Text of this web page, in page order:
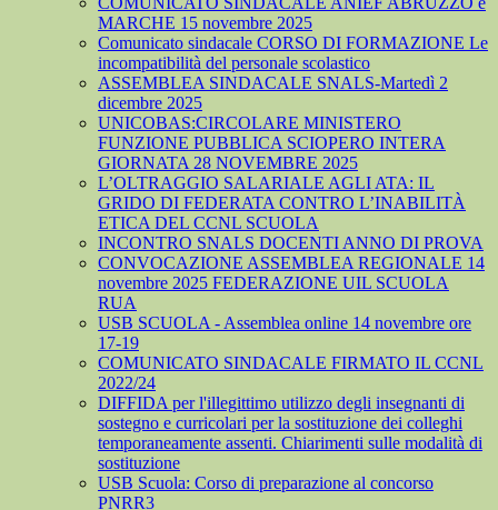
MARCHE 15 novembre 2025
Comunicato sindacale CORSO DI FORMAZIONE Le
incompatibilità del personale scolastico
ASSEMBLEA SINDACALE SNALS-Martedì 2
dicembre 2025
UNICOBAS:CIRCOLARE MINISTERO
FUNZIONE PUBBLICA SCIOPERO INTERA
GIORNATA 28 NOVEMBRE 2025
L’OLTRAGGIO SALARIALE AGLI ATA: IL
GRIDO DI FEDERATA CONTRO L’INABILITÀ
ETICA DEL CCNL SCUOLA
INCONTRO SNALS DOCENTI ANNO DI PROVA
CONVOCAZIONE ASSEMBLEA REGIONALE 14
novembre 2025 FEDERAZIONE UIL SCUOLA
RUA
USB SCUOLA - Assemblea online 14 novembre ore
17-19
COMUNICATO SINDACALE FIRMATO IL CCNL
2022/24
DIFFIDA per l'illegittimo utilizzo degli insegnanti di
sostegno e curricolari per la sostituzione dei colleghi
temporaneamente assenti. Chiarimenti sulle modalità di
sostituzione
USB Scuola: Corso di preparazione al concorso
PNRR3